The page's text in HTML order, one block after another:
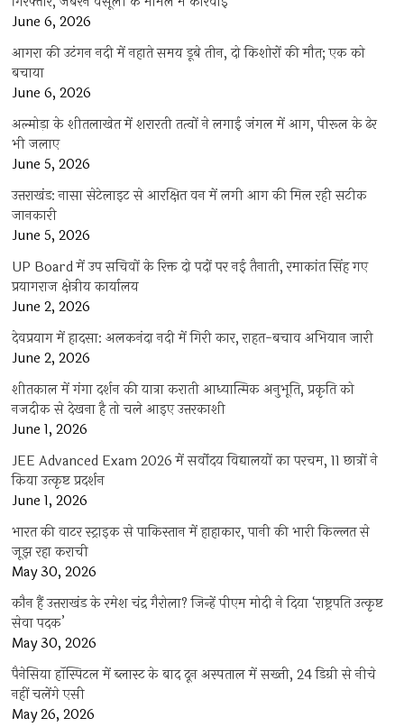
June 6, 2026
आगरा की उटंगन नदी में नहाते समय डूबे तीन, दो किशोरों की मौत; एक को
बचाया
June 6, 2026
अल्मोड़ा के शीतलाखेत में शरारती तत्वों ने लगाई जंगल में आग, पीरूल के ढेर
भी जलाए
June 5, 2026
उत्तराखंड: नासा सेटेलाइट से आरक्षित वन में लगी आग की मिल रही सटीक
जानकारी
June 5, 2026
UP Board में उप सचिवों के रिक्त दो पदों पर नई तैनाती, रमाकांत सिंह गए
प्रयागराज क्षेत्रीय कार्यालय
June 2, 2026
देवप्रयाग में हादसा: अलकनंदा नदी में गिरी कार, राहत-बचाव अभियान जारी
June 2, 2026
शीतकाल में गंगा दर्शन की यात्रा कराती आध्यात्मिक अनुभूति, प्रकृति को
नजदीक से देखना है तो चले आइए उत्तरकाशी
June 1, 2026
JEE Advanced Exam 2026 में सर्वोदय विद्यालयों का परचम, 11 छात्रों ने
किया उत्कृष्ट प्रदर्शन
June 1, 2026
भारत की वाटर स्ट्राइक से पाकिस्तान में हाहाकार, पानी की भारी किल्लत से
जूझ रहा कराची
May 30, 2026
कौन हैं उत्तराखंड के रमेश चंद्र गैरोला? जिन्हें पीएम मोदी ने दिया ‘राष्ट्रपति उत्कृष्ट
सेवा पदक’
May 30, 2026
पैनेसिया हॉस्पिटल में ब्लास्ट के बाद दून अस्पताल में सख्ती, 24 डिग्री से नीचे
नहीं चलेंगे एसी
May 26, 2026